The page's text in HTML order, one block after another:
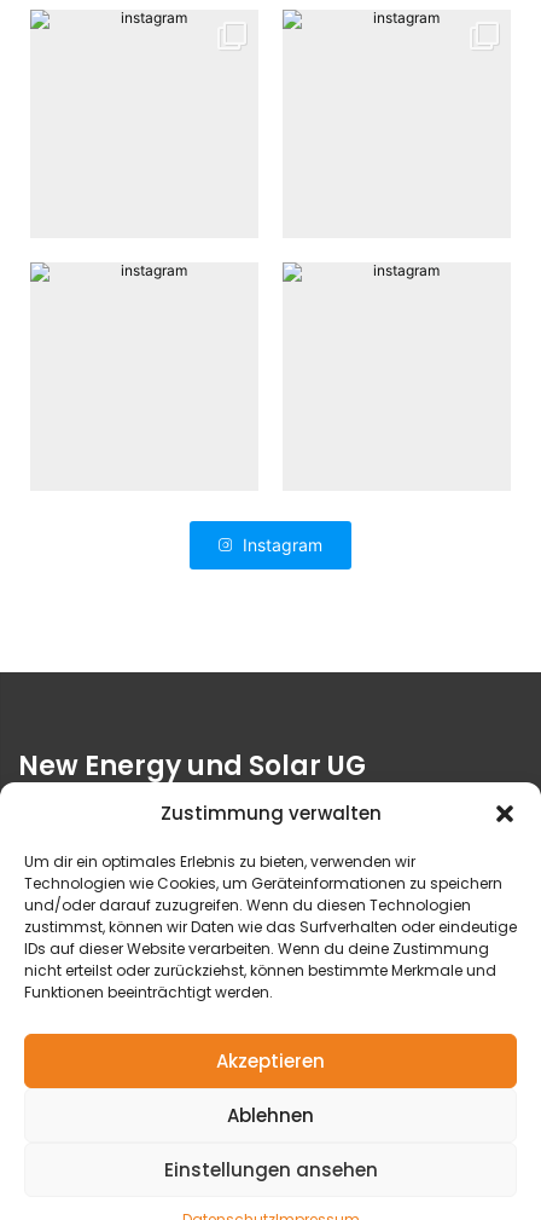
Zustimmung verwalten
Um dir ein optimales Erlebnis zu bieten, verwenden wir
Technologien wie Cookies, um Geräteinformationen zu speichern
und/oder darauf zuzugreifen. Wenn du diesen Technologien
zustimmst, können wir Daten wie das Surfverhalten oder eindeutige
IDs auf dieser Website verarbeiten. Wenn du deine Zustimmung
nicht erteilst oder zurückziehst, können bestimmte Merkmale und
Funktionen beeinträchtigt werden.
Akzeptieren
Ablehnen
Einstellungen ansehen
Instagram
New Energy und Solar UG
Öffnungszeiten:
Montag bis Donnerstag 9-12 und 14-16 Uhr
Freitag 9-12 Uhr
03928 4639468
info@sbk-solar.de
Design:dh-creative-webdesign.de